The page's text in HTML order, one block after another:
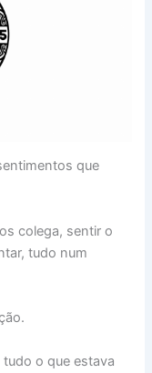
que
colega, sentir o
tudo num
o que estava